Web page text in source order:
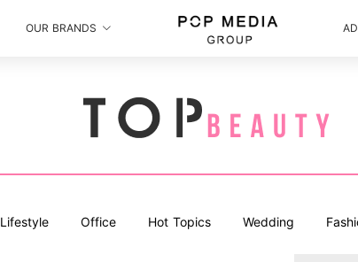
OUR BRANDS
Lifestyle Office Hot Topics Wedding